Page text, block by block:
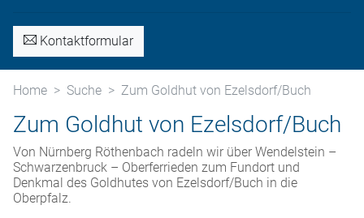
Kontaktformular
Home Suche Zum Goldhut von Ezelsdorf/Buch
Zum Goldhut von Ezelsdorf/Buch
Von Nürnberg Röthenbach radeln wir über Wendelstein –
Schwarzenbruck – Oberferrieden zum Fundort und
Denkmal des Goldhutes von Ezelsdorf/Buch in die
Oberpfalz.